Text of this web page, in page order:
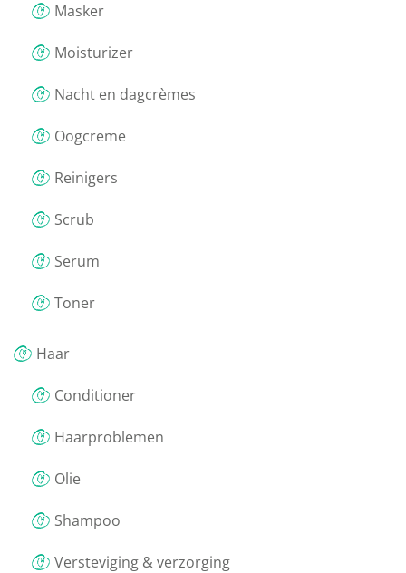
Masker
Moisturizer
Nacht en dagcrèmes
Oogcreme
Reinigers
Scrub
Serum
Toner
Haar
Conditioner
Haarproblemen
Olie
Shampoo
Versteviging & verzorging